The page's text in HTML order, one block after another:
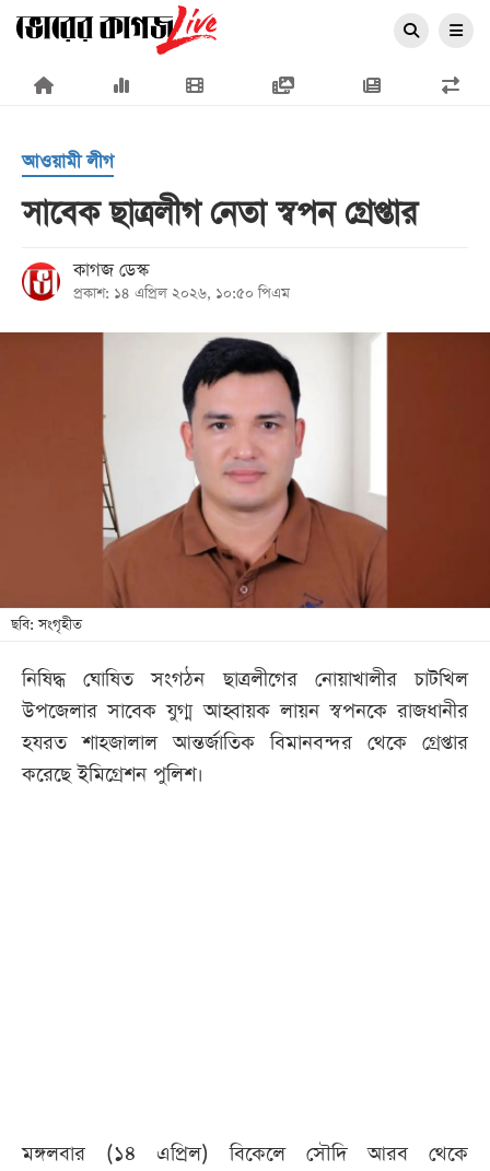
×
প্রচ্ছদ
স্টাইল
তথ্যপ্রযুক্তি
সব
বিভাগ
পেপার
আওয়ামী লীগ
সাবেক ছাত্রলীগ নেতা স্বপন গ্রেপ্তার
কাগজ ডেস্ক
প্রকাশ: ১৪ এপ্রিল ২০২৬, ১০:৫০ পিএম
ছবি: সংগৃহীত
নিষিদ্ধ ঘোষিত সংগঠন ছাত্রলীগের নোয়াখালীর চাটখিল
উপজেলার সাবেক যুগ্ম আহ্বায়ক লায়ন স্বপনকে রাজধানীর
হযরত শাহজালাল আন্তর্জাতিক বিমানবন্দর থেকে গ্রেপ্তার
করেছে ইমিগ্রেশন পুলিশ।
মঙ্গলবার (১৪ এপ্রিল) বিকেলে সৌদি আরব থেকে